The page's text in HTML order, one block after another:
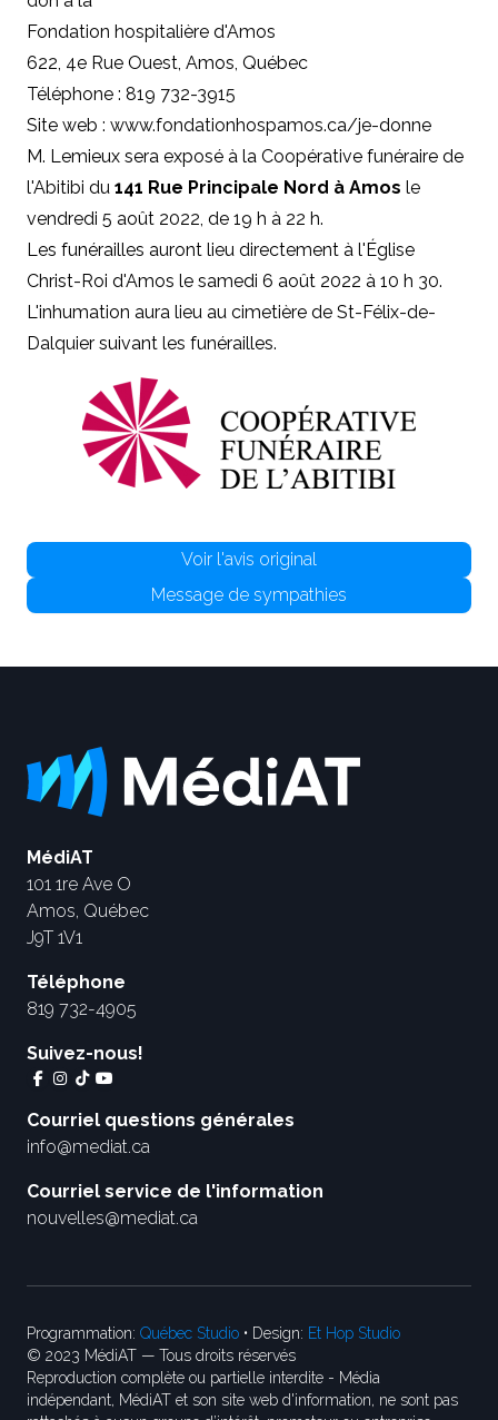
Fondation hospitalière d'Amos
622, 4e Rue Ouest, Amos, Québec
Téléphone : 819 732-3915
Site web : www.fondationhospamos.ca/je-donne
M. Lemieux sera exposé à la Coopérative funéraire de
l'Abitibi du 141 Rue Principale Nord à Amos le
vendredi 5 août 2022, de 19 h à 22 h.
Les funérailles auront lieu directement à l'Église
Christ-Roi d'Amos le samedi 6 août 2022 à 10 h 30.
L'inhumation aura lieu au cimetière de St-Félix-de-
Dalquier suivant les funérailles.
Voir l'avis original
Message de sympathies
MédiAT
101 1re Ave O
Amos, Québec
J9T 1V1
Téléphone
819 732-4905
Suivez-nous!
Courriel questions générales
info@mediat.ca
Courriel service de l'information
nouvelles@mediat.ca
Programmation: Québec Studio • Design: Et Hop Studio
© 2023 MédiAT — Tous droits réservés
Reproduction complète ou partielle interdite - Média
indépendant, MédiAT et son site web d'information, ne sont pas